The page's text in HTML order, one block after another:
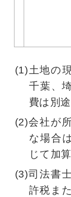
(1)土地の
千葉、
費は別
(2)会社が
な場合
じて加
(3)司法書
許税ま